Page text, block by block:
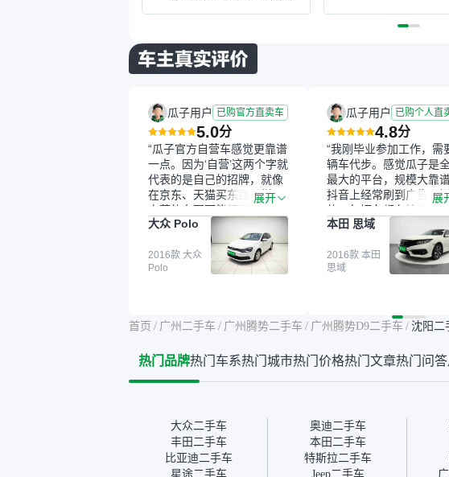
房间围观
瓜子用户 已购官方直卖车
5.0分
“瓜子官方自营车感觉更靠谱
一点。因为‘自营’这两个字就
代表的是自己的招牌，就像
在京东、天猫买东西一样，
自营的东西可能都要好一
点。就是这种刻板印象吧。
一开始买二手车的时候，我
确实有担心过事故车、泡水
车这些问题。瓜子的检测报
况。我拿到你们的信息之
些报告查询（用了其他平
台），同时也找了朋友帮忙
没问题。购车流程挺快的，
我第一天看车，第二天你们
就约我到店，我第三天去提
的车。去之前我提前跟交接
展开
大众 Polo
2016款 大众
Polo
瓜子用户 已购个人直
4.8分
“我刚毕业参加工作，需
辆车代步。感觉瓜子是
最大的平台，规模大靠谱
抖音上经常刷到广告，
的。每辆车都有检测报告
这个让我很放心。去外面
车全凭卖家一张嘴，不
买。我买了本田思域，
色，过户次数少，公里数
平台，车价贵点也正常
竟有保障。其他平台上
敢买。瓜子有检测有售
透明。”
展
本田 思域
2016款 本田
思域
首页 / 广州二手车 / 广州腾势二手车 / 广州腾势D9二手车 / 沈阳二
热门品牌热门车系热门城市热门价格热门文章热门问答
大众二手车 奥迪二手车
丰田二手车
本田二手车
比亚迪二手车
特斯拉二手车
星途二手车
Jeep二手车